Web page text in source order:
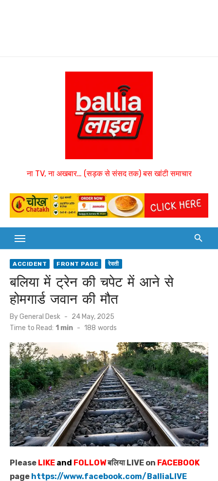
ना TV, ना अखबार… (सड़क से संसद तक) बस खांटी समाचार
ACCIDENT FRONT PAGE रेवती
बलिया में ट्रेन की चपेट में आने से
होमगार्ड जवान की मौत
ByGeneral Desk
Posted
on
24 May, 2025
Time to Read: 1 min - 188 words
Please LIKE and FOLLOWबलिया LIVE on FACEBOOK
page https://www.facebook.com/BalliaLIVE